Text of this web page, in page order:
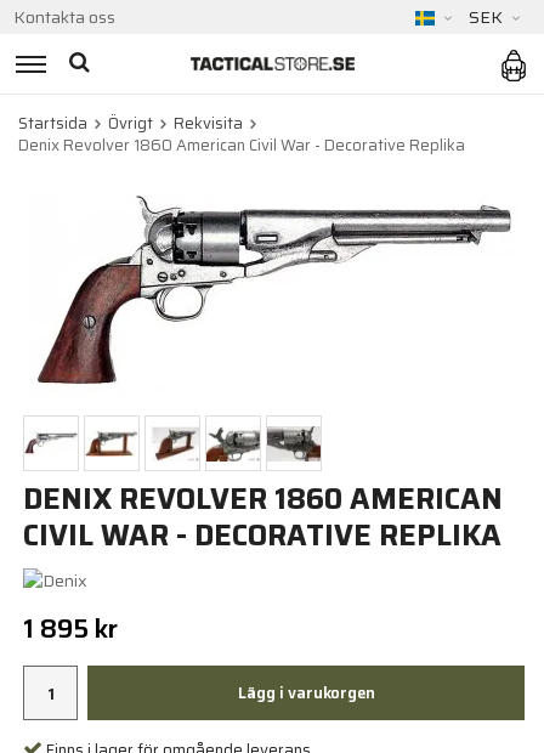
Kontakta oss SEK
Startsida Övrigt
Rekvisita
Denix Revolver 1860 American Civil War - Decorative Replika
DENIX REVOLVER 1860 AMERICAN
CIVIL WAR - DECORATIVE REPLIKA
1 895 kr
Lägg i varukorgen